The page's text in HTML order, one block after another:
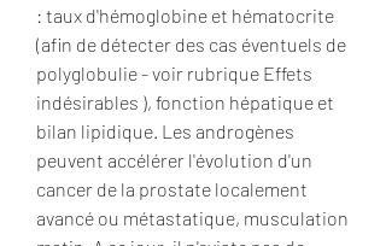
: taux d'hémoglobine et hématocrite
(afin de détecter des cas éventuels de
polyglobulie - voir rubrique Effets
indésirables ), fonction hépatique et
bilan lipidique. Les androgènes
peuvent accélérer l'évolution d'un
cancer de la prostate localement
avancé ou métastatique, musculation